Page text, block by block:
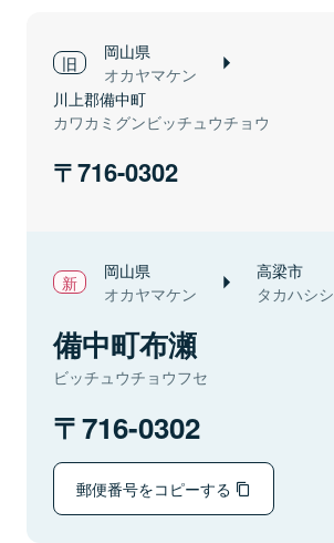
岡山県
オカヤマケン
川上郡備中町
カワカミグンビッチュウチョウ
716-0302
岡山県
オカヤマケン
高梁市
タカハシシ
備中町布瀬
ビッチュウチョウフセ
716-0302
郵便番号をコピーする